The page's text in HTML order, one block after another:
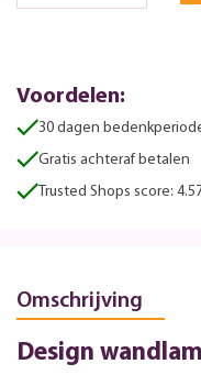
Voordelen:
30 dagen
Gratis achteraf betalen
Trusted Shops score:
Omschrijving
Design